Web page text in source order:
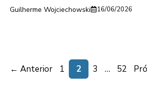
Guilherme Wojciechowski 16/06/2026
← Anterior Page
1 Page
2 Page
3 … Page
52